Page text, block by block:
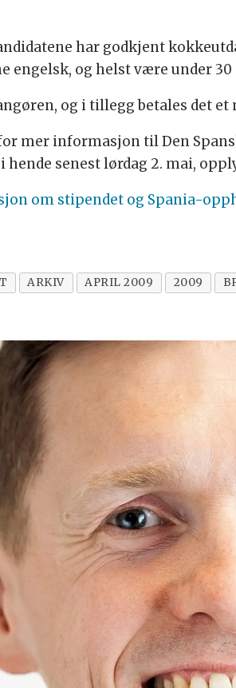
har godkjent
engelsk, og helst være under 30
og i tillegg betales det
mer informasjon til Den
hende senest lørdag 2. mai,
om stipendet og Spania-
ARKIV APRIL 2009 2009